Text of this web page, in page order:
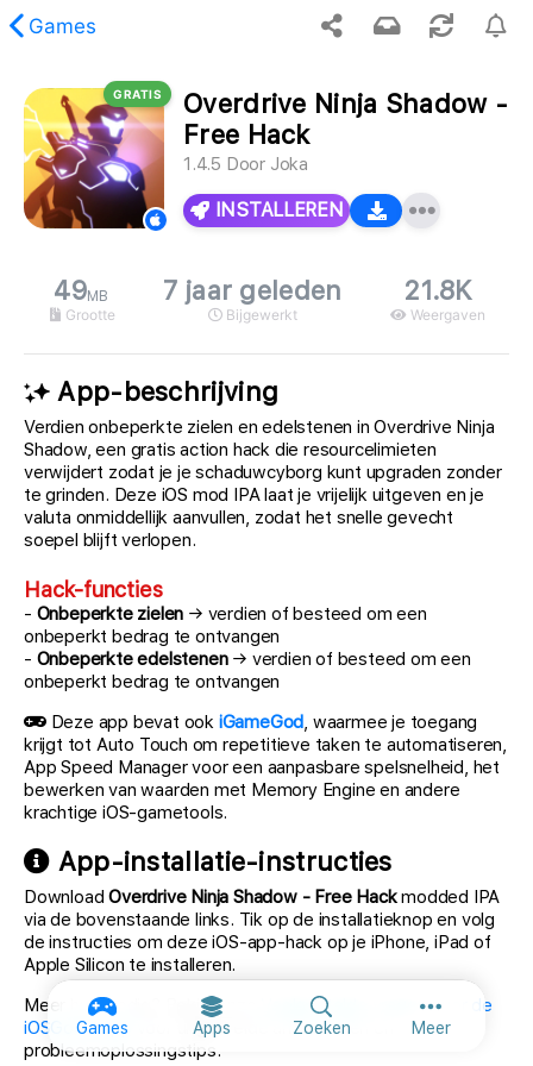
Games
Games Apps Zoeken Meer
Meer opties
inhoud is niet gevonden.
GRATIS
Overdrive Ninja Shadow -
Free Hack
1.4.5 Door Joka
INSTALLEREN
49MB
Grootte
7 jaar geleden
Bijgewerkt
21.8K
Weergaven
App-beschrijving
Verdien onbeperkte zielen en edelstenen in Overdrive Ninja
Shadow, een gratis action hack die resourcelimieten
verwijdert zodat je je schaduwcyborg kunt upgraden zonder
te grinden. Deze iOS mod IPA laat je vrijelijk uitgeven en je
valuta onmiddellijk aanvullen, zodat het snelle gevecht
soepel blijft verlopen.
Hack-functies
- Onbeperkte zielen → verdien of besteed om een
onbeperkt bedrag te ontvangen
- Onbeperkte edelstenen→ verdien of besteed om een
onbeperkt bedrag te ontvangen
Deze app bevat ook iGameGod, waarmee je toegang
krijgt tot Auto Touch om repetitieve taken te automatiseren,
App Speed Manager voor een aanpasbare spelsnelheid, het
bewerken van waarden met Memory Engine en andere
krachtige iOS-gametools.
App-installatie-instructies
DownloadOverdrive Ninja Shadow - Free Hackmodded IPA
via de bovenstaande links. Tik op de installatieknop en volg
de instructies om deze iOS-app-hack op je iPhone, iPad of
Apple Silicon te installeren.
Meer hulp nodig? Bekijk onze
Veelgestelde vragen over de
iOSGods-app
voor uitgebreide antwoorden en
probleemoplossingstips.